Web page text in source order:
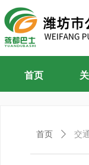
首页
首页 ꄲ 交